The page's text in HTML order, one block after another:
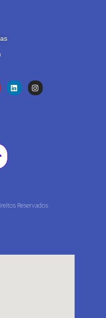
Reservados